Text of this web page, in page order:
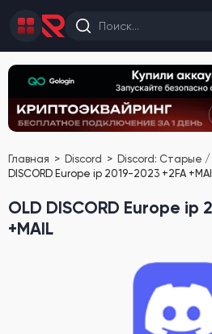
Главная Discord Discord: Старые /
DISCORD Europe ip 2019-2023 +2FA
OLD DISCORD Europe ip
+MAIL